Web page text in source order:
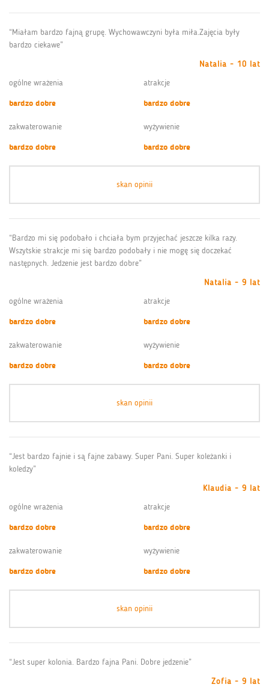
“Miałam bardzo fajną grupę. Wychowawczyni była miła.Zajęcia były
bardzo ciekawe”
Natalia - 10 lat
ogólne wrażenia
bardzo dobre
atrakcje
bardzo dobre
zakwaterowanie
bardzo dobre
wyżywienie
bardzo dobre
skan opinii
“Bardzo mi się podobało i chciała bym przyjechać jeszcze kilka razy.
Wszytskie strakcje mi się bardzo podobały i nie mogę się doczekać
następnych. Jedzenie jest bardzo dobre”
Natalia - 9 lat
ogólne wrażenia
bardzo dobre
atrakcje
bardzo dobre
zakwaterowanie
bardzo dobre
wyżywienie
bardzo dobre
skan opinii
“Jest bardzo fajnie i są fajne zabawy. Super Pani. Super koleżanki i
koledzy”
Klaudia - 9 lat
ogólne wrażenia
bardzo dobre
atrakcje
bardzo dobre
zakwaterowanie
bardzo dobre
wyżywienie
bardzo dobre
skan opinii
“Jest super kolonia. Bardzo fajna Pani. Dobre jedzenie”
Zofia - 9 lat